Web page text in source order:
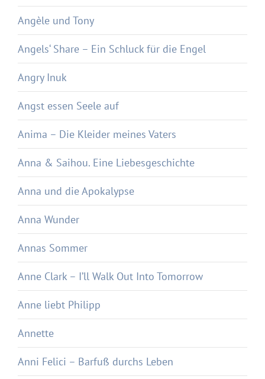
Angèle und Tony
Angels‘ Share – Ein Schluck für die Engel
Angry Inuk
Angst essen Seele auf
Anima – Die Kleider meines Vaters
Anna & Saihou. Eine Liebesgeschichte
Anna und die Apokalypse
Anna Wunder
Annas Sommer
Anne Clark – I’ll Walk Out Into Tomorrow
Anne liebt Philipp
Annette
Anni Felici – Barfuß durchs Leben